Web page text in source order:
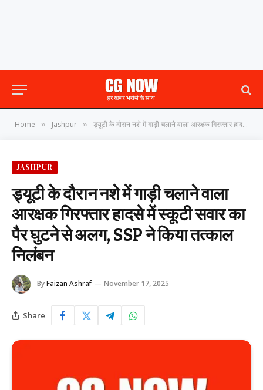
Home » Jashpur » ड्यूटी के दौरान नशे में गाड़ी चलाने वाला आरक्षक गिरफ्तार हादसे में स्कूटी सवार का पैर घुटने से अलग, SSP ने किया तत्काल निलंबन
JASHPUR
ड्यूटी के दौरान नशे में गाड़ी चलाने वाला
आरक्षक गिरफ्तार हादसे में स्कूटी सवार का
पैर घुटने से अलग, SSP ने किया तत्काल
निलंबन
ByFaizan Ashraf November 17, 2025
Share